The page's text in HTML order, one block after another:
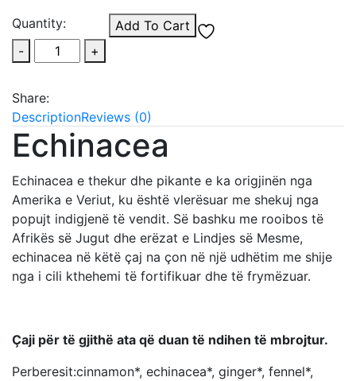
Quantity:
-
+
Add To Cart
Share:
DescriptionReviews (0)
Echinacea
Echinacea e thekur dhe pikante e ka origjinën nga
Amerika e Veriut, ku është vlerësuar me shekuj nga
popujt indigjenë të vendit. Së bashku me rooibos të
Afrikës së Jugut dhe erëzat e Lindjes së Mesme,
echinacea në këtë çaj na çon në një udhëtim me shije
nga i cili kthehemi të fortifikuar dhe të frymëzuar.
Çaji për të gjithë ata që duan të ndihen të mbrojtur.
Perberesit:cinnamon*, echinacea*, ginger*, fennel*,